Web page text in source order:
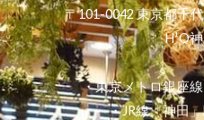
〒101-0042 東京都千
H¹O
・東京メトロ銀座
・JR線「神田